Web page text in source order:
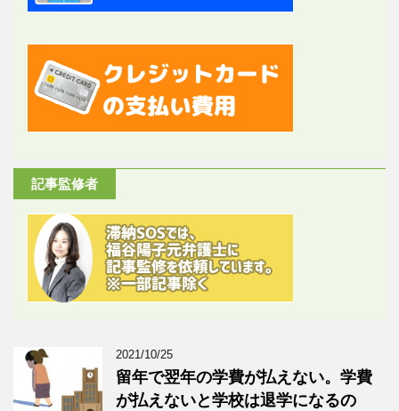
記事監修者
2021/10/25
留年で翌年の学費が払えない。学費
が払えないと学校は退学になるの